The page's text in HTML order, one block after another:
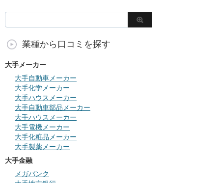
業種から口コミを探す
大手メーカー
大手自動車メーカー
大手化学メーカー
大手ハウスメーカー
大手自動車部品メーカー
大手ハウスメーカー
大手電機メーカー
大手化粧品メーカー
大手製薬メーカー
大手金融
メガバンク